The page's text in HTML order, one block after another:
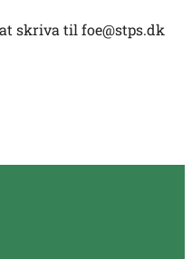
skriva til foe@stps.dk